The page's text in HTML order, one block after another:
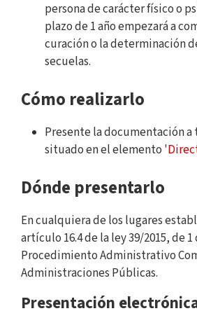
persona de carácter físico o
plazo de 1 año empezará a
curación o la determinación
secuelas.
Cómo realizarlo
Presente la documentación a
situado en el elemento
Dónde presentarlo
En cualquiera de los lugares
artículo 16.4 de la ley 39/2015, de
Procedimiento Administrativo
Administraciones Públicas.
Presentación